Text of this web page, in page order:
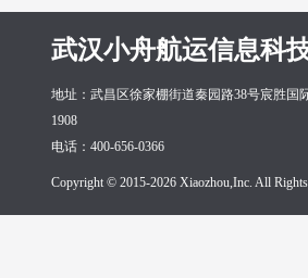
武汉小舟航运信息科
地址：武昌区徐家棚街道秦园路38号宸胜国
1908
电话：400-656-0366
Copyright © 2015-2026 Xiaozhou,Inc. All